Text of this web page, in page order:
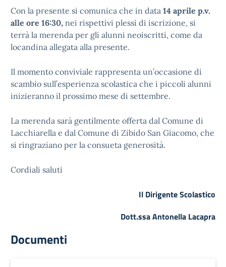
Con la presente si comunica che in data 14 aprile p.v.
alle ore 16:30, nei rispettivi plessi di iscrizione, si
terrà la merenda per gli alunni neoiscritti, come da
locandina allegata alla presente.
Il momento conviviale rappresenta un’occasione di
scambio sull’esperienza scolastica che i piccoli alunni
inizieranno il prossimo mese di settembre.
La merenda sarà gentilmente offerta dal Comune di
Lacchiarella e dal Comune di Zibido San Giacomo, che
si ringraziano per la consueta generosità.
Cordiali saluti
Il Dirigente Scolastico
Dott.ssa Antonella Lacapra
Documenti